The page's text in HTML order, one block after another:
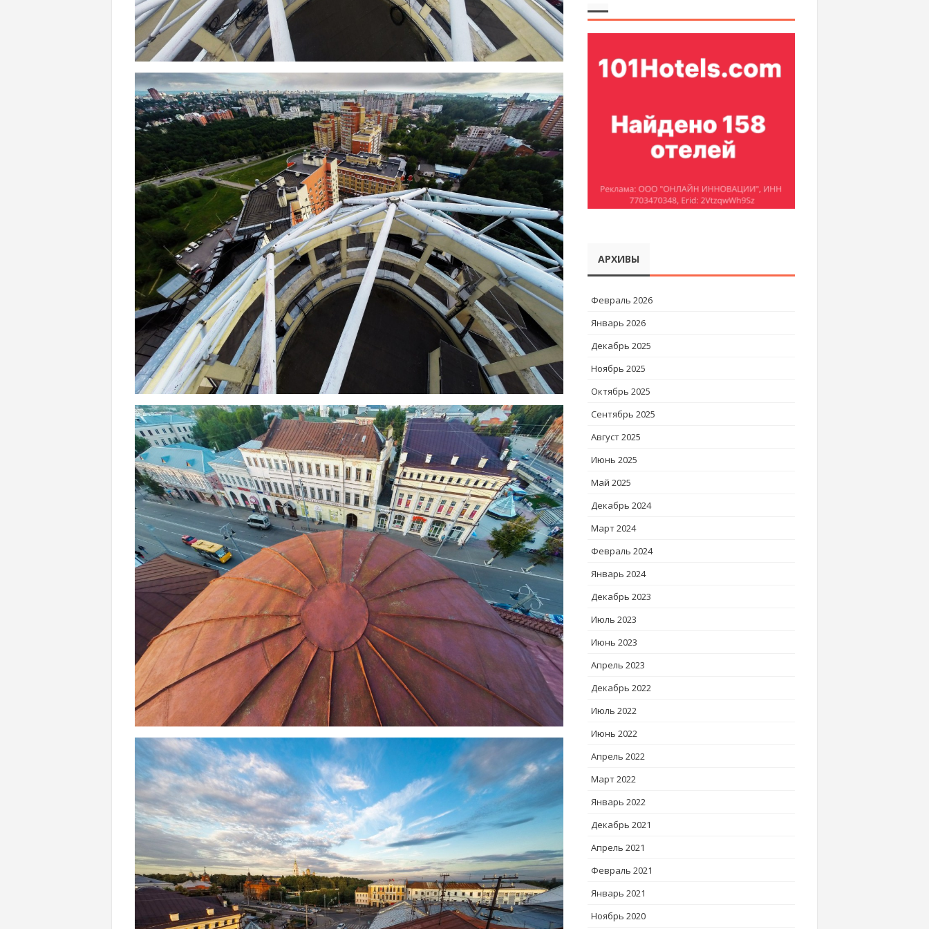
АРХИВЫ
Февраль 2026
Январь 2026
Декабрь 2025
Ноябрь 2025
Октябрь 2025
Сентябрь 2025
Август 2025
Июнь 2025
Май 2025
Декабрь 2024
Март 2024
Февраль 2024
Январь 2024
Декабрь 2023
Июль 2023
Июнь 2023
Апрель 2023
Декабрь 2022
Июль 2022
Июнь 2022
Апрель 2022
Март 2022
Январь 2022
Декабрь 2021
Апрель 2021
Февраль 2021
Январь 2021
Ноябрь 2020